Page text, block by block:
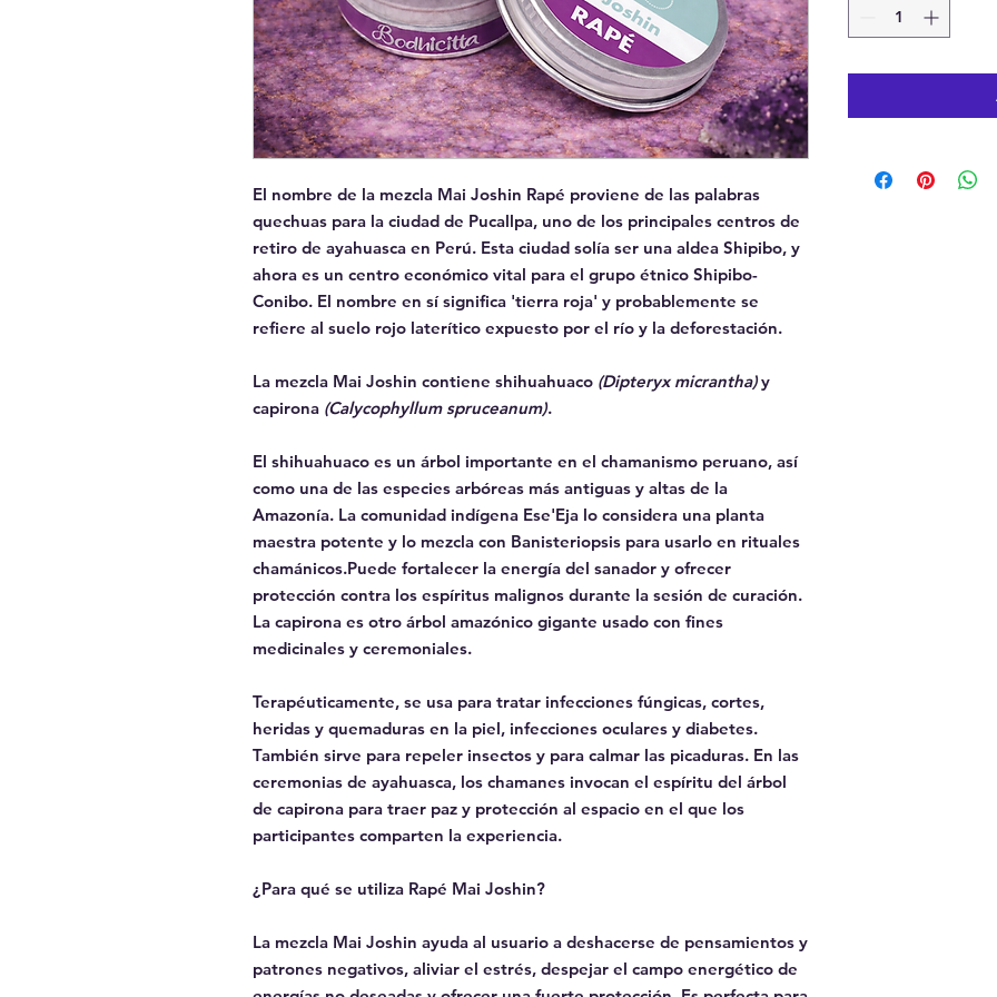
El nombre de la mezcla Mai Joshin Rapé proviene de las palabras
quechuas para la ciudad de Pucallpa, uno de los principales centros de
retiro de ayahuasca en Perú. Esta ciudad solía ser una aldea Shipibo, y
ahora es un centro económico vital para el grupo étnico Shipibo-
Conibo. El nombre en sí significa 'tierra roja' y probablemente se
refiere al suelo rojo laterítico expuesto por el río y la deforestación.
La mezcla Mai Joshin contiene shihuahuaco (Dipteryx micrantha)y
capirona (Calycophyllum spruceanum).
El shihuahuaco es un árbol importante en el chamanismo peruano, así
como una de las especies arbóreas más antiguas y altas de la
Amazonía. La comunidad indígena Ese'Eja lo considera una planta
maestra potente y lo mezcla con Banisteriopsis para usarlo en rituales
chamánicos.Puede fortalecer la energía del sanador y ofrecer
protección contra los espíritus malignos durante la sesión de curación.
La capirona es otro árbol amazónico gigante usado con fines
medicinales y ceremoniales.
Terapéuticamente, se usa para tratar infecciones fúngicas, cortes,
heridas y quemaduras en la piel, infecciones oculares y diabetes.
También sirve para repeler insectos y para calmar las picaduras. En las
ceremonias de ayahuasca, los chamanes invocan el espíritu del árbol
de capirona para traer paz y protección al espacio en el que los
participantes comparten la experiencia.
¿Para qué se utiliza Rapé Mai Joshin?
La mezcla Mai Joshin ayuda al usuario a deshacerse de pensamientos y
patrones negativos, aliviar el estrés, despejar el campo energético de